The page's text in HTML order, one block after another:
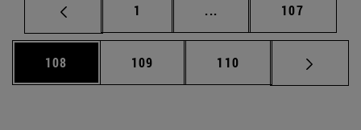
Página
1 ... Páginas intermedias
Página
107
Página
108 Página
109 Página
110